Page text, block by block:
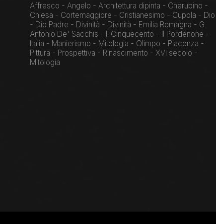
Affresco - Angelo - Architettura dipinta - Cherubino -
Chiesa - Cortemaggiore - Cristianesimo - Cupola - Dio
- Dio Padre - Divinità - Divinità - Emilia Romagna - G.
Antonio De' Sacchis - Il Cinquecento - Il Pordenone -
Italia - Manierismo - Mitologia - Olimpo - Piacenza -
Pittura - Prospettiva - Rinascimento - XVI secolo -
Mitologia